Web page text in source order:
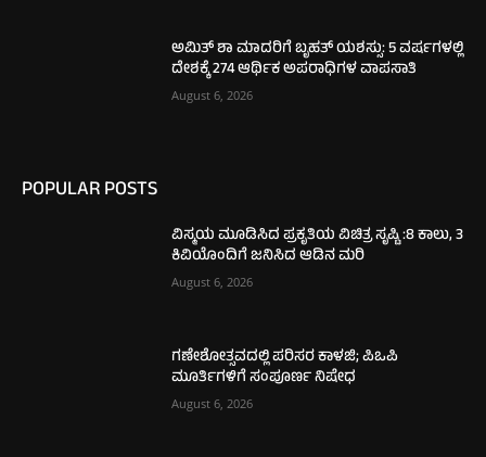
ಅಮಿತ್ ಶಾ ಮಾದರಿಗೆ ಬೃಹತ್ ಯಶಸ್ಸು: 5 ವರ್ಷಗಳಲ್ಲಿ
ದೇಶಕ್ಕೆ 274 ಆರ್ಥಿಕ ಅಪರಾಧಿಗಳ ವಾಪಸಾತಿ
August 6, 2026
POPULAR POSTS
ವಿಸ್ಮಯ ಮೂಡಿಸಿದ ಪ್ರಕೃತಿಯ ವಿಚಿತ್ರ ಸೃಷ್ಟಿ :8 ಕಾಲು, 3
ಕಿವಿಯೊಂದಿಗೆ ಜನಿಸಿದ ಆಡಿನ ಮರಿ
August 6, 2026
ಗಣೇಶೋತ್ಸವದಲ್ಲಿ ಪರಿಸರ ಕಾಳಜಿ; ಪಿಒಪಿ
ಮೂರ್ತಿಗಳಿಗೆ ಸಂಪೂರ್ಣ ನಿಷೇಧ
August 6, 2026